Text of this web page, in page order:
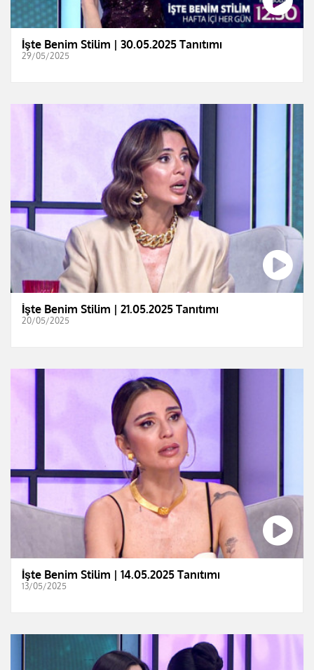
İşte Benim Stilim | 30.05.2025 Tanıtımı
29/05/2025
İşte Benim Stilim | 21.05.2025 Tanıtımı
20/05/2025
İşte Benim Stilim | 14.05.2025 Tanıtımı
13/05/2025